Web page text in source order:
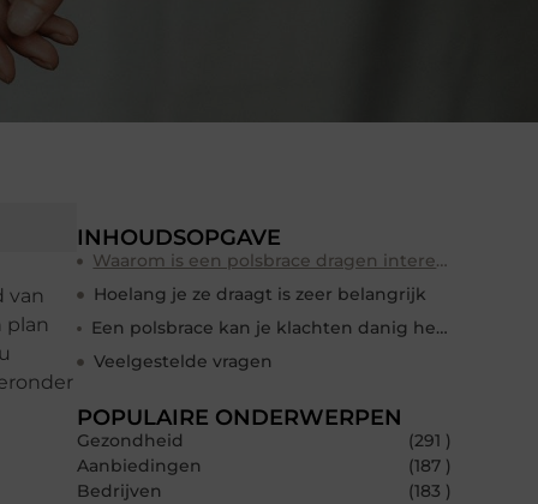
van
plan
INHOUDSOPGAVE
Waarom is een polsbrace dragen interessant?
Hoelang je ze draagt is zeer belangrijk
Een polsbrace kan je klachten danig helpen verminderen
Veelgestelde vragen
POPULAIRE ONDERWERPEN
Gezondheid
(291 )
Aanbiedingen
(187 )
Bedrijven
(183 )